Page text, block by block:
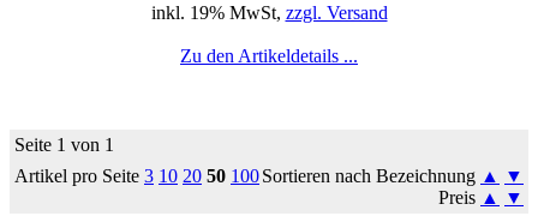
inkl. 19% MwSt, zzgl. Versand
Zu den Artikeldetails ...
Seite 1 von 1
Artikel pro Seite 3 10 20 50 100Sortieren nach Bezeichnung ▲
▼
Preis ▲ ▼